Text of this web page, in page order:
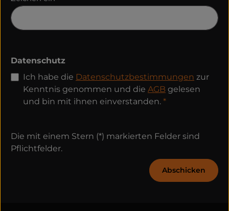
Datenschutz
Ich habe die Datenschutzbestimmungen zur
Kenntnis genommen und die AGB gelesen
und bin mit ihnen einverstanden. *
Die mit einem Stern (*) markierten Felder sind
Pflichtfelder.
Abschicken